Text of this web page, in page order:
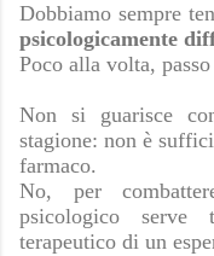
Dobbiamo sempre
psicologicamente
Poco alla volta,
Non si guarisce
stagione: non è
farmaco.
No, per
psicologico
terapeutico di un